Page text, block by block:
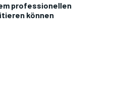
professionellen
können